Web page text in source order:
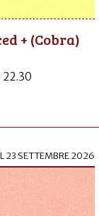
+ (Cobra)
22.30
23 SETTEMBRE 2026